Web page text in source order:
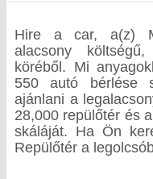
Hire a car, a(z)
alacsony
köréből. Mi
550 autó bérlése
ajánlani a
28,000 repülőtér és
skáláját. Ha Ön
Repülőtér a